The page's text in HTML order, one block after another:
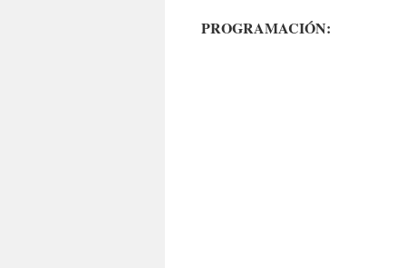
PROGRAMACIÓN: